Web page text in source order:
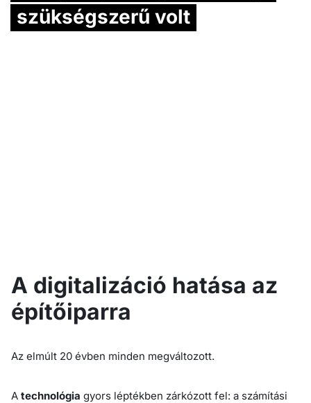
szükségszerű volt
A digitalizáció hatása az
építőiparra
Az elmúlt 20 évben minden megváltozott.
A technológia gyors léptékben zárkózott fel: a számítási